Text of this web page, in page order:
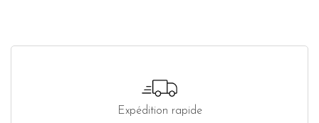
Expédition rapide